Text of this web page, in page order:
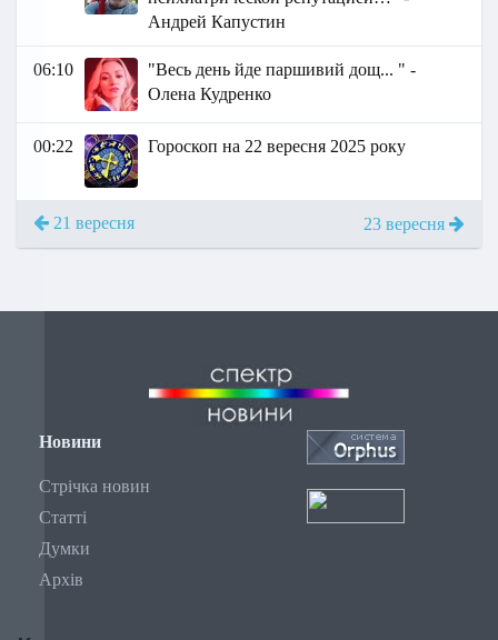
Андрей Капустин
06:10
"Весь день йде паршивий дощ... " -
Олена Кудренко
00:22 Гороскоп на 22 вересня 2025 року
21 вересня 23 вересня
Новини
Стрічка новин
Статті
Думки
Архів